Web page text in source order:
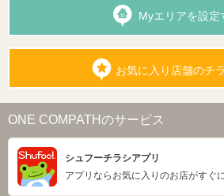
Myエリアを設定
お気に入り店舗のチ
ONE COMPATHのサービス
シュフーチラシアプリ
アプリならお気に入りのお店がすぐ